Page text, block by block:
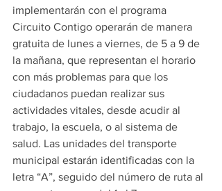
implementarán con el programa
Circuito Contigo operarán de manera
gratuita de lunes a viernes, de 5 a 9 de
la mañana, que representan el horario
con más problemas para que los
ciudadanos puedan realizar sus
actividades vitales, desde acudir al
trabajo, la escuela, o al sistema de
salud. Las unidades del transporte
municipal estarán identificadas con la
letra “A”, seguido del número de ruta al